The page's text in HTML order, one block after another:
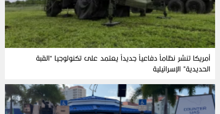
أمريكا تنشر نظاماً دفاعياً جديداً يعتمد على تكنولوجيا “القبة
الحديدية” الإسرائيلية